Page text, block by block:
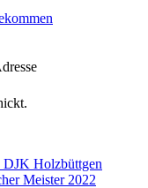
DJK Holzbüttgen
Meister 2022